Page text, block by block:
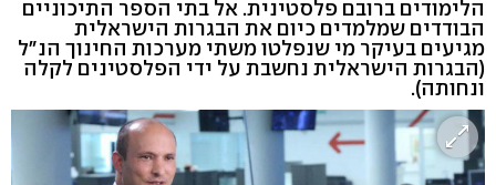
הלימודים ברובם פלסטינית. אל בתי הספר התיכוניים
הבודדים שמלמדים כיום את הבגרות הישראלית
מגיעים בעיקר מי שנפלטו משתי מערכות החינוך הנ"ל
(הבגרות הישראלית נחשבת על ידי הפלסטינים לקלה
ונחותה).